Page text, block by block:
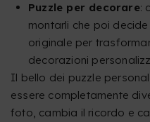
Puzzle per decorare:
montarli che poi
originale per
decorazioni
Il bello dei puzzle
essere completamente
foto, cambia il ricordo e